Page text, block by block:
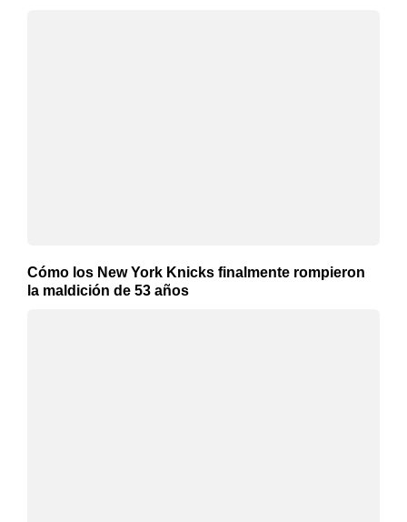
Cómo los New York Knicks finalmente rompieron
la maldición de 53 años